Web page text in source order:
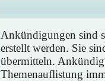
Ankündigungen sind
erstellt werden. Sie
übermitteln.
Themenauflistung